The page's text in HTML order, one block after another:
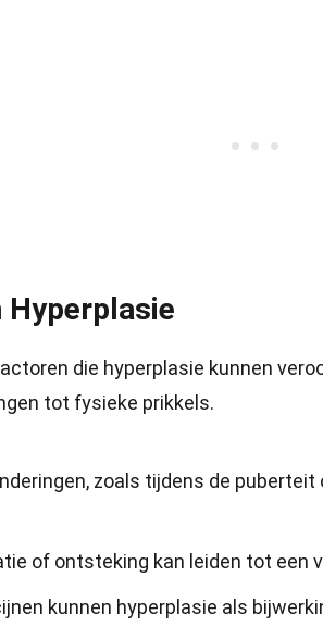
Hyperplasie
die hyperplasie kunnen
tot fysieke prikkels.
zoals tijdens de
of ontsteking kan leiden tot een
kunnen hyperplasie als